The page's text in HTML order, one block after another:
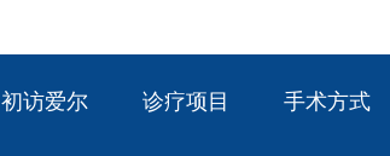
初访爱尔 诊疗项目 手术方式